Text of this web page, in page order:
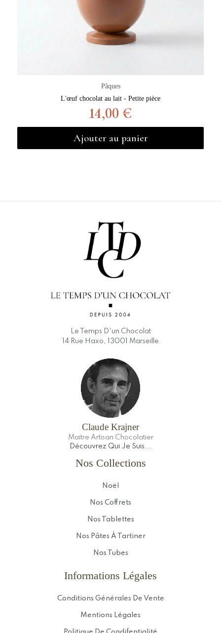
Pâques
L'œuf chocolat au lait - Petite pièce
14,00 €
Ajouter au panier
Le Temps D'un Chocolat
14 Rue Haxo, 13001 Marseille
Claude Krajner
Maitre Artisan Chocolatier
Découvrez Qui Je Suis...
Nos Collections
Noël
Nos Coffrets
Nos Tablettes
Nos Pâtes À Tartiner
Nos Tubes
Informations Légales
Conditions Générales De Vente
Mentions Légales